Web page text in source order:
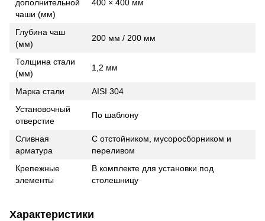
дополнительной
чаши (мм)
400 × 400 мм
Глубина чаш
(мм)
200 мм / 200 мм
Толщина стали
(мм)
1,2 мм
Марка стали
AISI 304
Установочный
отверстие
По шаблону
Сливная
арматура
С отстойником, мусоросборником и
переливом
Крепежные
элементы
В комплекте для установки под
столешницу
Характеристики